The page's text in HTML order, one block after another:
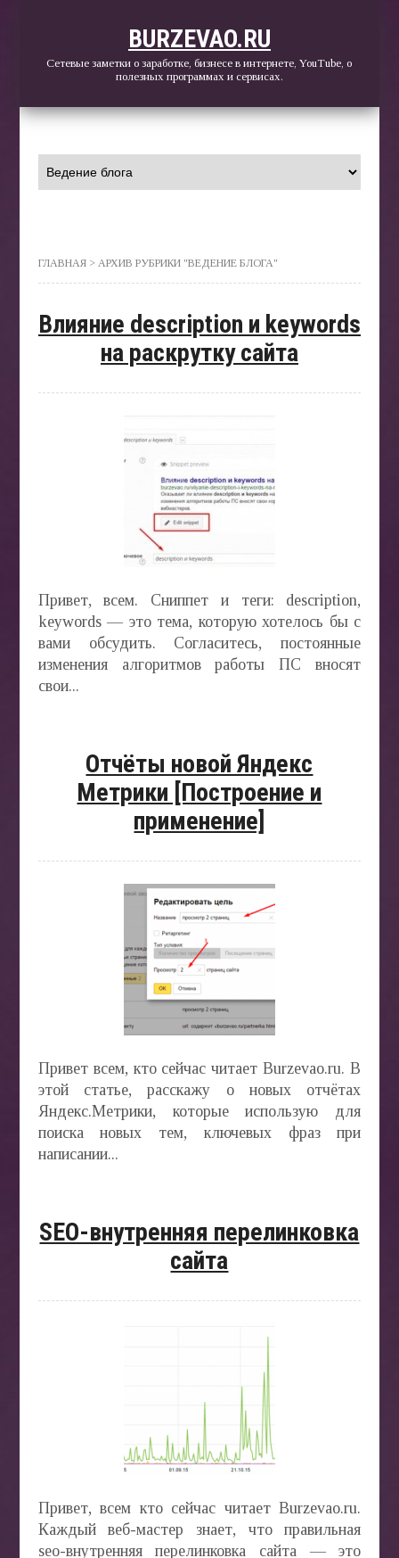
BURZEVAO.RU
Сетевые заметки о заработке, бизнесе в интернете, YouTube, о
полезных программах и сервисах.
ГЛАВНАЯ> АРХИВ РУБРИКИ "ВЕДЕНИЕ БЛОГА"
Влияние description и keywords
на раскрутку сайта
Привет, всем. Сниппет и теги: description,
keywords — это тема, которую хотелось бы с
вами обсудить. Согласитесь, постоянные
изменения алгоритмов работы ПС вносят
свои...
Отчёты новой Яндекс
Метрики [Построение и
применение]
Привет всем, кто сейчас читает Burzevao.ru. В
этой статье, расскажу о новых отчётах
Яндекс.Метрики, которые использую для
поиска новых тем, ключевых фраз при
написании...
SEO-внутренняя перелинковка
сайта
Привет, всем кто сейчас читает Burzevao.ru.
Каждый веб-мастер знает, что правильная
seo-внутренняя перелинковка сайта — это